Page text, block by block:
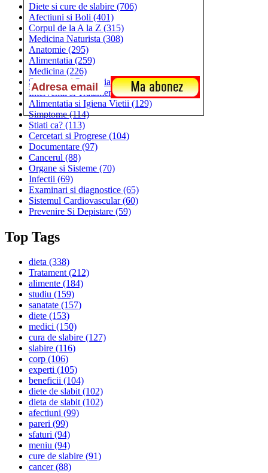
Diete si cure de slabire (706)
Afectiuni si Boli (401)
Corpul de la A la Z (315)
Medicina Naturista (308)
Anatomie (295)
Alimentatia (259)
Medicina (226)
Sanatatea si Preventia(170)
Interventii si Tratamente(167)
Alimentatia si Igiena Vietii (129)
Simptome(114)
Stiati ca? (113)
Cercetari si Progrese (104)
Documentare (97)
Cancerul (88)
Organe si Sisteme (70)
Infectii (69)
Examinari si diagnostice (65)
Sistemul Cardiovascular(60)
Prevenire Si Depistare (59)
Top Tags
dieta (338)
Tratament(212)
alimente (184)
studiu (159)
sanatate (157)
diete (153)
medici (150)
cura de slabire (127)
slabire (116)
corp (106)
experti (105)
beneficii (104)
diete de slabit(102)
dieta de slabit(102)
afectiuni (99)
pareri (99)
sfaturi (94)
meniu (94)
cure de slabire (91)
cancer(88)